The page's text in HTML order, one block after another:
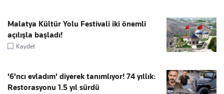
Malatya Kültür Yolu Festivali iki önemli
açılışla başladı!
Kaydet
'6'ncı evladım' diyerek tanımlıyor! 74 yıllık:
Restorasyonu 1.5 yıl sürdü